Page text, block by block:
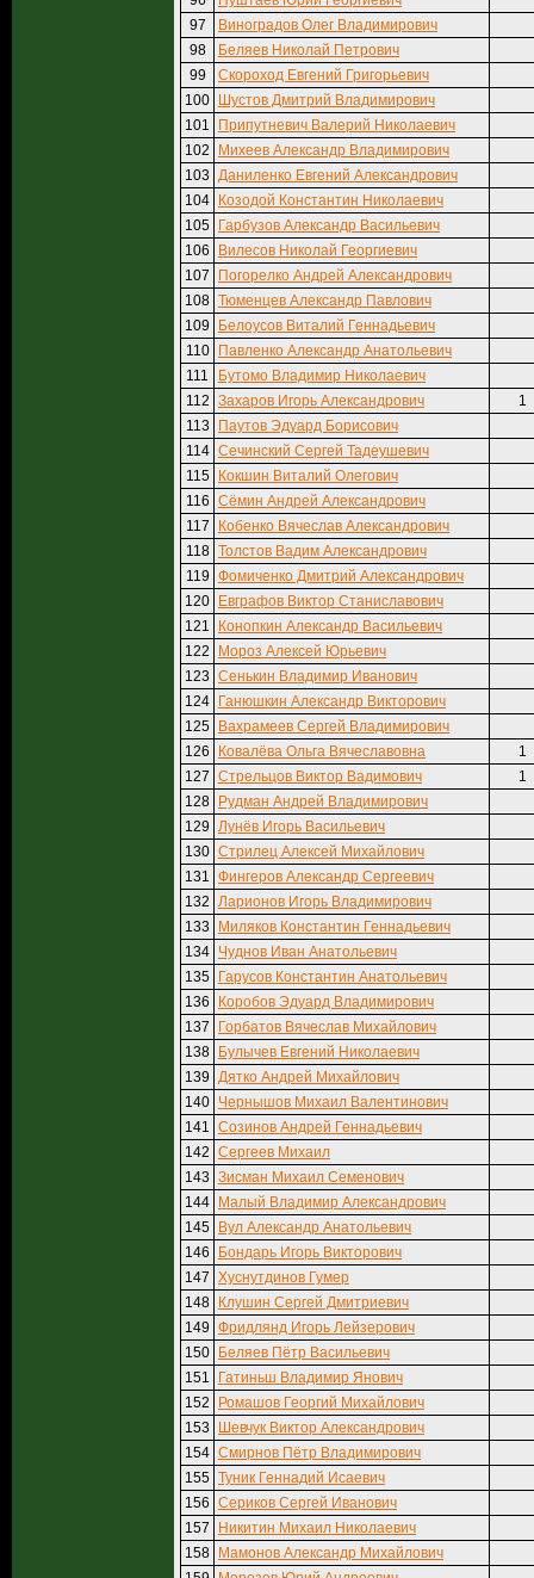
97
Виноградов Олег Владимирович
98
Беляев Николай Петрович
99
Скороход Евгений Григорьевич
100
Шустов Дмитрий Владимирович
101
Припутневич Валерий Николаевич
102
Михеев Александр Владимирович
103 Даниленко Евгений Александрович
104
Козодой Константин Николаевич
105
Гарбузов Александр Васильевич
106
Вилесов Николай Георгиевич
107
Погорелко Андрей Александрович
108 Тюменцев Александр Павлович
109
Белоусов Виталий Геннадьевич
110
Павленко Александр Анатольевич
111
Бутомо Владимир Николаевич
112 Захаров Игорь Александрович
1
113
Паутов Эдуард Борисович
114 Сечинский Сергей Тадеушевич
115
Кокшин Виталий Олегович
116 Сёмин Андрей Александрович
117
Кобенко Вячеслав Александрович
118 Толстов Вадим Александрович
119 Фомиченко Дмитрий Александрович
120
Евграфов Виктор Станиславович
121
Конопкин Александр Васильевич
122
Мороз Алексей Юрьевич
123 Сенькин Владимир Иванович
124
Ганюшкин Александр Викторович
125
Вахрамеев Сергей Владимирович
126
Ковалёва Ольга Вячеславовна
1
127 Стрельцов Виктор Вадимович
1
128
Рудман Андрей Владимирович
129 Лунёв Игорь Васильевич
130 Стрилец Алексей Михайлович
131 Фингеров Александр Сергеевич
132 Ларионов Игорь Владимирович
133
Миляков Константин Геннадьевич
134 Чуднов Иван Анатольевич
135
Гарусов Константин Анатольевич
136
Коробов Эдуард Владимирович
137
Горбатов Вячеслав Михайлович
138
Булычев Евгений Николаевич
139 Дятко Андрей Михайлович
140 Чернышов Михаил Валентинович
141 Созинов Андрей Геннадьевич
142 Сергеев Михаил
143 Зисман Михаил Семенович
144
Малый Владимир Александрович
145
Вул Александр Анатольевич
146
Бондарь Игорь Викторович
147 Хуснутдинов Гумер
148
Клушин Сергей Дмитриевич
149 Фридлянд Игорь Лейзерович
150
Беляев Пётр Васильевич
151
Гатиньш Владимир Янович
152
Ромашов Георгий Михайлович
153
Шевчук Виктор Александрович
154 Смирнов Пётр Владимирович
155 Туник Геннадий Исаевич
156 Сериков Сергей Иванович
157
Никитин Михаил Николаевич
158
Мамонов Александр Михайлович